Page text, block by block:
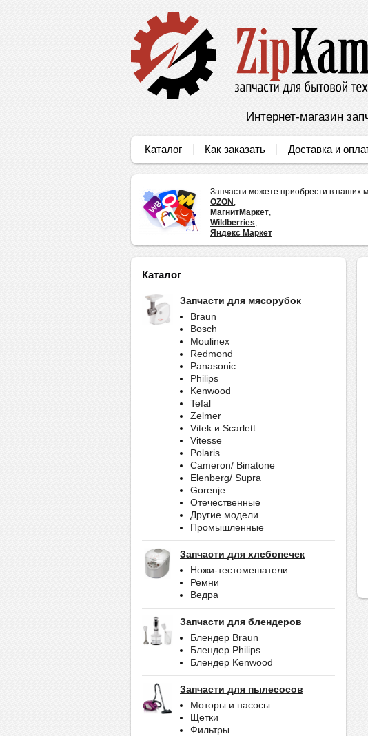
Интернет-магазин
Каталог Как заказать Доставка и
Запчасти можете приобрести в наших
OZON
МагнитМаркет
Wildberries
Яндекс Маркет
Каталог
Запчасти для мясорубок
Braun
Bosch
Moulinex
Redmond
Panasonic
Philips
Kenwood
Tefal
Zelmer
Vitek и Scarlett
Vitesse
Polaris
Cameron/ Binatone
Elenberg/ Supra
Gorenje
Отечественные
Другие модели
Промышленные
Запчасти для хлебопечек
Ножи-тестомешатели
Ремни
Ведра
Запчасти для блендеров
Блендер Braun
Блендер Philips
Блендер Kenwood
Запчасти для пылесосов
Моторы и насосы
Щетки
Фильтры